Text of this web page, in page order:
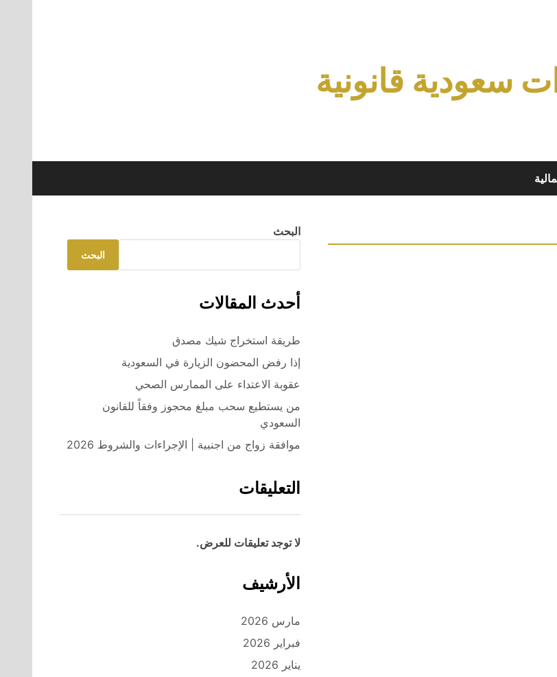
سعودية قانونية
البحث
البحث
أحدث المقالات
طريقة استخراج شيك مصدق
إذا رفض المحضون الزيارة في السعودية
عقوبة الاعتداء على الممارس الصحي
من يستطيع سحب مبلغ محجوز وفقاً للقانون
السعودي
موافقة زواج من اجنبية | الإجراءات والشروط 2026
التعليقات
لا توجد تعليقات للعرض.
الأرشيف
مارس 2026
فبراير 2026
يناير 2026